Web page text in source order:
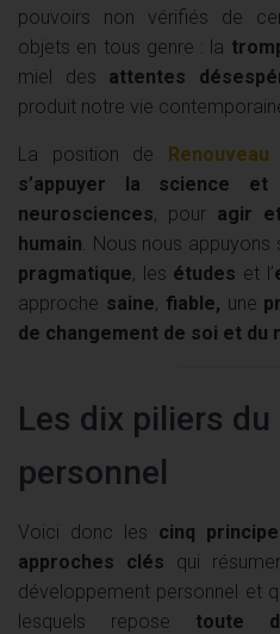
pouvoirs non vérifiés de
objets en tous genre : la
miel des attentes
produit notre vie
La position de
s’appuyer la science
neurosciences, pour agir
humain . Nous nous appuyons
pragmatique, les études et l’
approche saine, fiable, une
de changement de soi et du
Les dix piliers
personnel
Voici donc les cinq
approches clés qui
développement personnel et
lesquels repose toute